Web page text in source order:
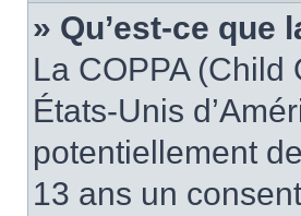
» Qu’est-ce que
La COPPA (Child
États-Unis
potentiellement
13 ans un